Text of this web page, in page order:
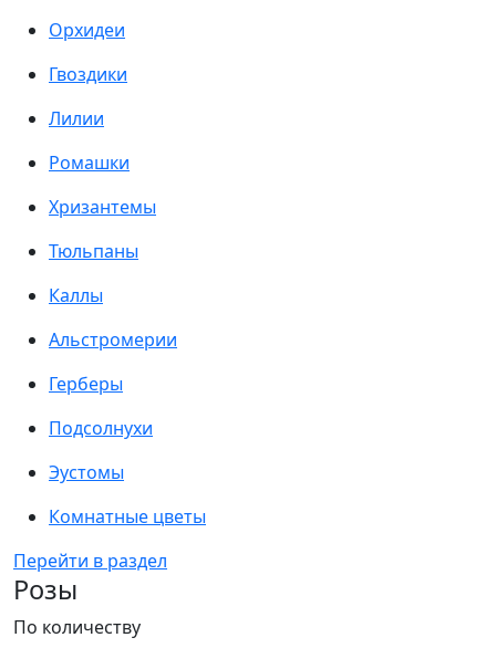
Орхидеи
Гвоздики
Лилии
Ромашки
Хризантемы
Тюльпаны
Каллы
Альстромерии
Герберы
Подсолнухи
Эустомы
Комнатные цветы
Перейти в раздел
Розы
По количеству